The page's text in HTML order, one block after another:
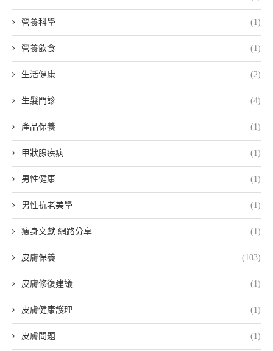
營養科學 (1)
營養飲食 (1)
生活健康 (2)
生髮門診 (4)
產品保養 (1)
甲狀腺疾病 (1)
男性健康 (1)
男性抗老美學 (1)
瘦身文獻 網路分享 (1)
皮膚保養 (103)
皮膚修復建議 (1)
皮膚健康護理 (1)
皮膚問題 (1)